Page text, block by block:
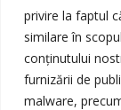
privire la faptul
similare în
conținutului
furnizării de
malware,
Cluj
Pitești